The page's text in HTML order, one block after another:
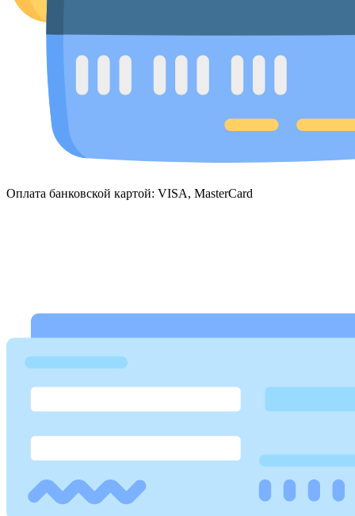
Оплата банковской картой: VISA, MasterCard